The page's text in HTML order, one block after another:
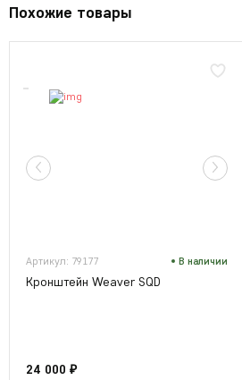
Похожие товары
Артикул: 79177 В наличии
Кронштейн Weaver SQD
24 000 ₽